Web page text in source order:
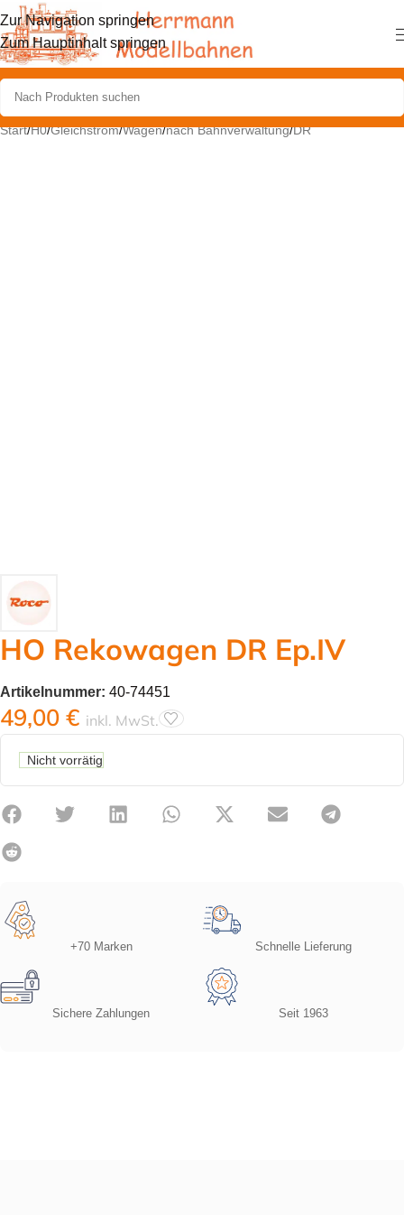
Zur Navigation springen
Zum Hauptinhalt springen
Start/H0/Gleichstrom/Wagen/nach Bahnverwaltung/DR
HO Rekowagen DR Ep.IV
Artikelnummer: 40-74451
49,00 € inkl. MwSt.
Nicht vorrätig
+70 Marken Schnelle Lieferung
Sichere Zahlungen Seit 1963